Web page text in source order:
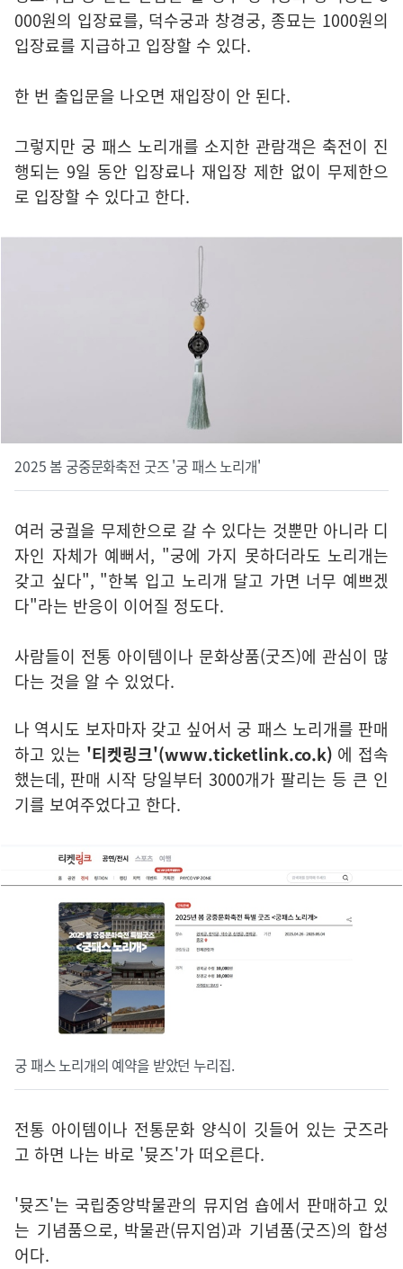
000원의 입장료를, 덕수궁과 창경궁, 종묘는 1000원의
입장료를 지급하고 입장할 수 있다.
한 번 출입문을 나오면 재입장이 안 된다.
그렇지만 궁 패스 노리개를 소지한 관람객은 축전이 진
행되는 9일 동안 입장료나 재입장 제한 없이 무제한으
로 입장할 수 있다고 한다.
2025 봄 궁중문화축전 굿즈 '궁 패스 노리개'
여러 궁궐을 무제한으로 갈 수 있다는 것뿐만 아니라 디
자인 자체가 예뻐서, "궁에 가지 못하더라도 노리개는
갖고 싶다", "한복 입고 노리개 달고 가면 너무 예쁘겠
다"라는 반응이 이어질 정도다.
사람들이 전통 아이템이나 문화상품(굿즈)에 관심이 많
다는 것을 알 수 있었다.
나 역시도 보자마자 갖고 싶어서 궁 패스 노리개를 판매
하고 있는 '티켓링크'(www.ticketlink.co.k) 에 접속
했는데, 판매 시작 당일부터 3000개가 팔리는 등 큰 인
기를 보여주었다고 한다.
궁 패스 노리개의 예약을 받았던 누리집.
전통 아이템이나 전통문화 양식이 깃들어 있는 굿즈라
고 하면 나는 바로 '뮷즈'가 떠오른다.
'뮷즈'는 국립중앙박물관의 뮤지엄 숍에서 판매하고 있
는 기념품으로, 박물관(뮤지엄)과 기념품(굿즈)의 합성
어다.